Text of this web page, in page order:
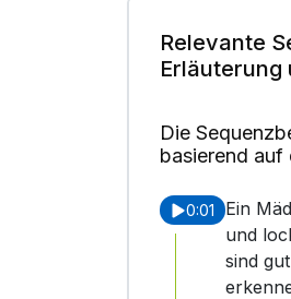
Relevante
Erläuterung
Die
basierend auf
0:01
Ein
und
sind